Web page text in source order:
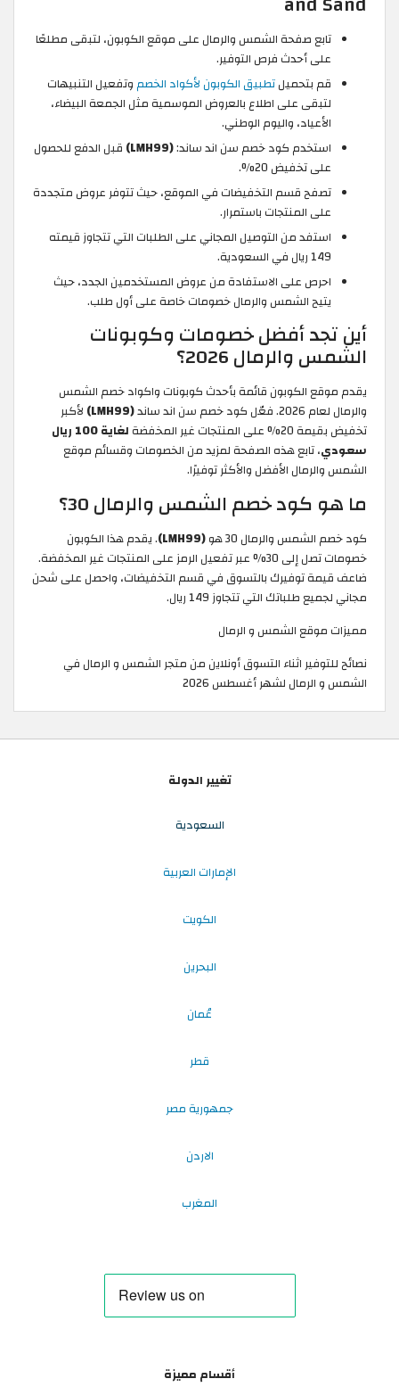
تابع صفحة الشمس والرمال على موقع الكوبون، لتبقى مطلعًا
على أحدث فرص التوفير.
قم بتحميلتطبيق الكوبون لأكواد الخصموتفعيل التنبيهات
لتبقى على اطلاع بالعروض الموسمية مثل الجمعة البيضاء،
الأعياد، واليوم الوطني.
استخدم كود خصم سن اند ساند:(LMH99)
قبل الدفع للحصول
على تخفيض 20%.
تصفح قسم التخفيضات في الموقع، حيث تتوفر عروض متجددة
على المنتجات باستمرار.
استفد من التوصيل المجاني على الطلبات التي تتجاوز قيمته
149 ريال في السعودية.
احرص على الاستفادة من عروض المستخدمين الجدد، حيث
يتيح الشمس والرمال خصومات خاصة على أول طلب.
أين تجد أفضل خصومات وكوبونات
الشمس والرمال 2026؟
يقدم موقع الكوبون قائمة بأحدث كوبونات واكواد خصم الشمس
والرمال لعام 2026. فعّل كود خصم سن اند ساند
(LMH99)
لأكبر
تخفيض بقيمة 20% على المنتجات غير المخفضة
لغاية 100 ريال
سعودي، تابع هذه الصفحة لمزيد من الخصومات وقسائم موقع
الشمس والرمال الأفضل والأكثر توفيرًا.
ما هو كود خصم الشمس والرمال 30؟
كود خصم الشمس والرمال 30 هو (LMH99)
. يقدم هذا الكوبون
خصومات تصل إلى 30% عبر تفعيل الرمز على المنتجات غير المخفضة.
ضاعف قيمة توفيرك بالتسوق في قسم التخفيضات، واحصل على شحن
مجاني لجميع طلباتك التي تتجاوز 149 ريال.
مميزات موقع الشمس و الرمال
نصائح للتوفير اثناء التسوق أونلاين من متجر الشمس و الرمال في
الشمس و الرمال لشهر أغسطس 2026
تغيير الدولة
السعودية
الإمارات العربية
الكويت
البحرين
عُمان
قطر
جمهورية مصر
الاردن
المغرب
أقسام مميزة